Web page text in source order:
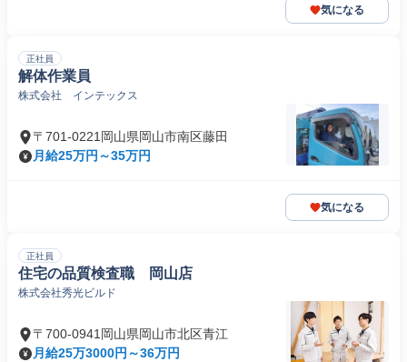
気になる
正社員
解体作業員
株式会社 インテックス
〒701-0221岡山県岡山市南区藤田
月給25万円～35万円
気になる
正社員
住宅の品質検査職 岡山店
株式会社秀光ビルド
〒700-0941岡山県岡山市北区青江
月給25万3000円～36万円